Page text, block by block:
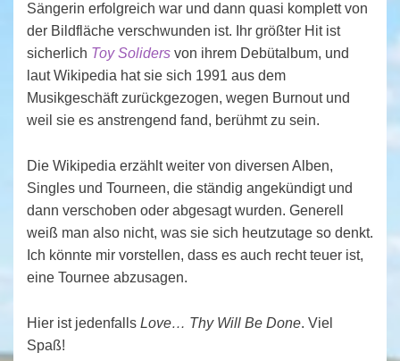
Sängerin erfolgreich war und dann quasi komplett von
der Bildfläche verschwunden ist. Ihr größter Hit ist
sicherlich Toy Soliders von ihrem Debütalbum, und
laut Wikipedia hat sie sich 1991 aus dem
Musikgeschäft zurückgezogen, wegen Burnout und
weil sie es anstrengend fand, berühmt zu sein.
Die Wikipedia erzählt weiter von diversen Alben,
Singles und Tourneen, die ständig angekündigt und
dann verschoben oder abgesagt wurden. Generell
weiß man also nicht, was sie sich heutzutage so denkt.
Ich könnte mir vorstellen, dass es auch recht teuer ist,
eine Tournee abzusagen.
Hier ist jedenfalls Love… Thy Will Be Done. Viel
Spaß!